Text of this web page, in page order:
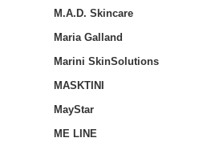
M.A.D. Skincare
Maria Galland
Marini SkinSolutions
MASKTINI
MayStar
ME LINE